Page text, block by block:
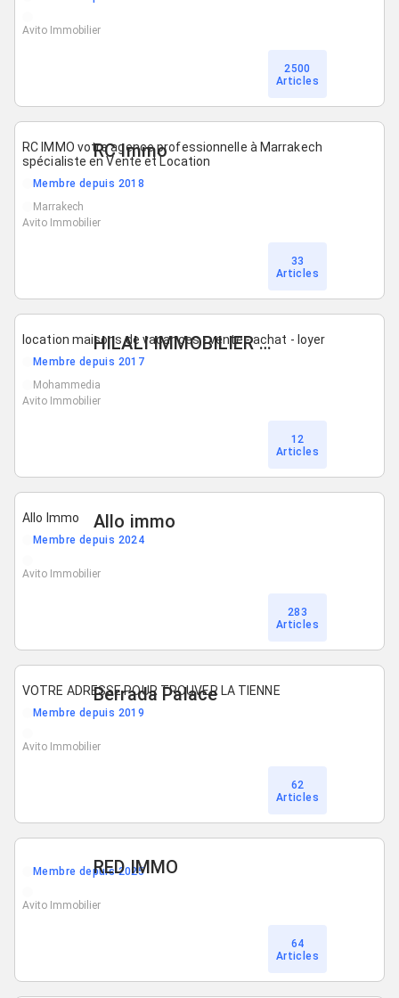
Avito Immobilier
2500
Articles
RC Immo
RC IMMO votre agence professionnelle à Marrakech
spécialiste en Vente et Location
Membre depuis 2018
Marrakech
Avito Immobilier
33
Articles
HILALI IMMOBILIER mohammedia
location maisons de vacances - vente - achat - loyer
Membre depuis 2017
Mohammedia
Avito Immobilier
12
Articles
Allo immo
Allo Immo
Membre depuis 2024
Avito Immobilier
283
Articles
Berrada Palace
VOTRE ADRESSE POUR TROUVER LA TIENNE
Membre depuis 2019
Avito Immobilier
62
Articles
RED IMMO
Membre depuis 2025
Avito Immobilier
64
Articles